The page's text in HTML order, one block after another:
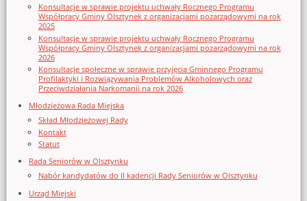
Konsultacje w sprawie projektu uchwały Rocznego Programu
Współpracy Gminy Olsztynek z organizacjami pozarządowymi na rok
2025
Konsultacje w sprawie projektu uchwały Rocznego Programu
Współpracy Gminy Olsztynek z organizacjami pozarządowymi na rok
2026
Konsultacje społeczne w sprawie przyjęcia Gminnego Programu
Profilaktyki i Rozwiązywania Problemów Alkoholowych oraz
Przeciwdziałania Narkomanii na rok 2026
Młodzieżowa Rada Miejska
Skład Młodzieżowej Rady
Kontakt
Statut
Rada Seniorów w Olsztynku
Nabór kandydatów do II kadencji Rady Seniorów w Olsztynku
Urząd Miejski